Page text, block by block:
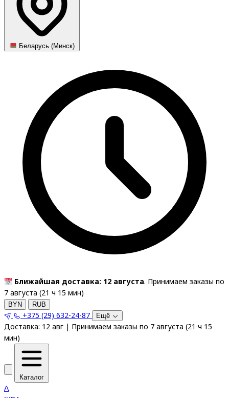
Беларусь (Минск)
Ближайшая доставка: 12 августа. Принимаем заказы по
7 августа (21 ч 15 мин)
BYN RUB
+375 (29) 632-24-87 Ещё
Доставка: 12 авг | Принимаем заказы по 7 августа (21 ч 15
мин)
Каталог
A